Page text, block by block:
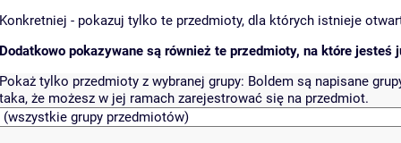
Konkretniej - pokazuj tylko te przedmioty, dla których istnieje
Dodatkowo pokazywane są również te przedmioty, na które jesteś
Pokaż tylko przedmioty z wybranej grupy: Boldem są napisane
taka, że możesz w jej ramach zarejestrować się na przedmiot.